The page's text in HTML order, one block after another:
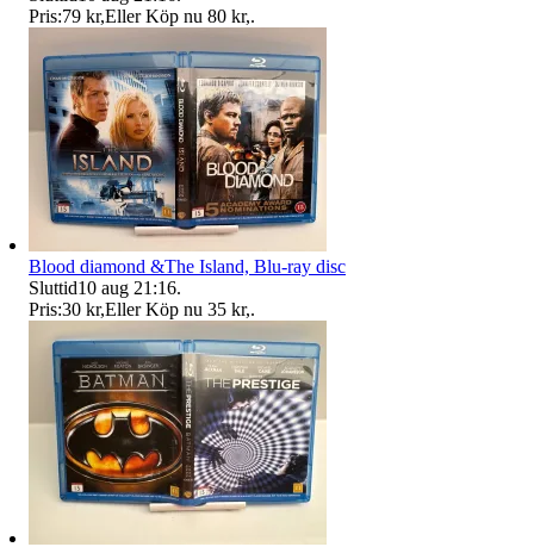
Pris:79 kr,Eller Köp nu 80 kr,.
Blood diamond &The Island, Blu-ray disc
Sluttid10 aug 21:16.
Pris:30 kr,Eller Köp nu 35 kr,.